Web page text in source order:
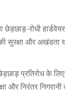
रोधी
की सुरक्षा और
प्रतिरोध के
और निरंतर